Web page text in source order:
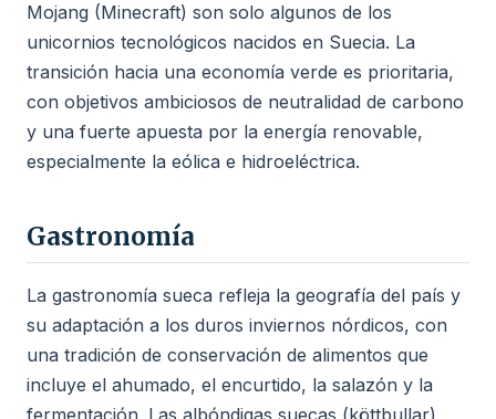
Mojang (Minecraft) son solo algunos de los
unicornios tecnológicos nacidos en Suecia. La
transición hacia una economía verde es prioritaria,
con objetivos ambiciosos de neutralidad de carbono
y una fuerte apuesta por la energía renovable,
especialmente la eólica e hidroeléctrica.
Gastronomía
La gastronomía sueca refleja la geografía del país y
su adaptación a los duros inviernos nórdicos, con
una tradición de conservación de alimentos que
incluye el ahumado, el encurtido, la salazón y la